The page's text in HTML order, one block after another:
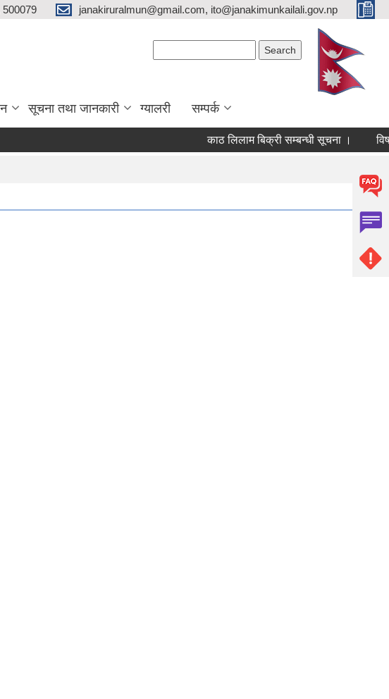
500079 janakiruralmun@gmail.com, ito@janakimunkailali.gov.np
सूचना तथा जानकारी ग्यालरी सम्पर्क
काठ लिलाम बिक्री सम्बन्धी सूचना ।